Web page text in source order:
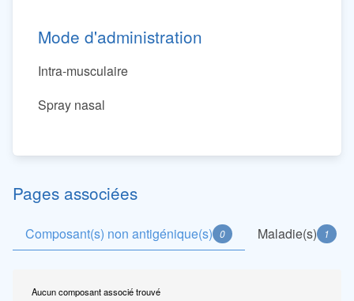
Mode d'administration
Intra-musculaire
Spray nasal
Pages associées
Composant(s) non antigénique(s) 0 Maladie(s) 1
Aucun composant associé trouvé